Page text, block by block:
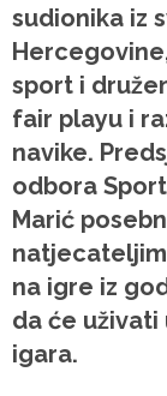
sudionika iz
sport i
fair playu i
navike.
odbora
Marić
na igre iz
da će
igara.